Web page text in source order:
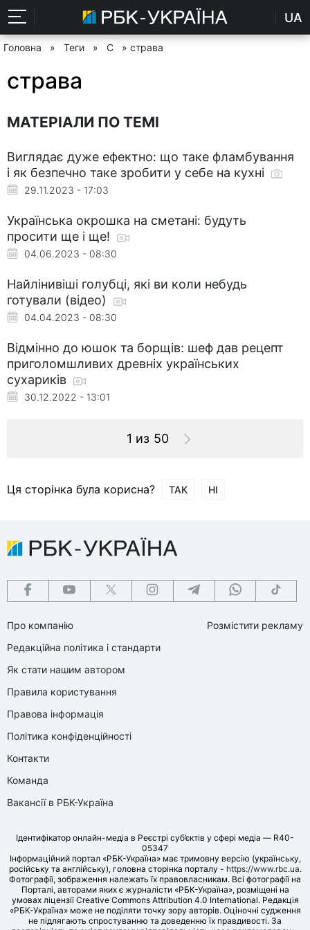
UA
Головна » Теги » С » страва
страва
МАТЕРІАЛИ ПО ТЕМІ
Виглядає дуже ефектно: що таке фламбування
і як безпечно таке зробити у себе на кухні
29.11.2023 - 17:03
Українська окрошка на сметані: будуть
просити ще і ще!
04.06.2023 - 08:30
Найлінивіші голубці, які ви коли небудь
готували (відео)
04.04.2023 - 08:30
Відмінно до юшок та борщів: шеф дав рецепт
приголомшливих древніх українських
сухариків
30.12.2022 - 13:01
1 из 50
Ця сторінка була корисна? ТАК НІ
Про компанію
Редакційна політика і стандарти
Як стати нашим автором
Правила користування
Правова інформація
Політика конфіденційності
Контакти
Команда
Вакансії в РБК-Україна
Розмістити рекламу
Ідентифікатор онлайн-медіа в Реєстрі суб’єктів у сфері медіа — R40-
05347
Інформаційний портал «РБК-Україна» має тримовну версію (українську,
російську та англійську), головна сторінка порталу - https://www.rbc.ua.
Фотографії, зображення належать їх правовласникам. Всі фотографії на
Порталі, авторами яких є журналісти «РБК-Україна», розміщені на
умовах ліцензії Creative Commons Attribution 4.0 International. Редакція
«РБК-Україна» може не поділяти точку зору авторів. Оціночні судження
не підлягають спростуванню та доведенню їх правдивості. За